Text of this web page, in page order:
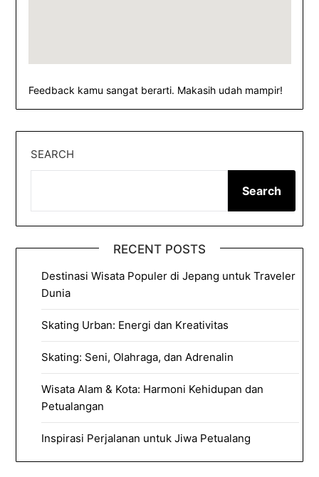
Feedback kamu sangat berarti. Makasih udah mampir!
SEARCH
Search
RECENT POSTS
Destinasi Wisata Populer di Jepang untuk Traveler
Dunia
Skating Urban: Energi dan Kreativitas
Skating: Seni, Olahraga, dan Adrenalin
Wisata Alam & Kota: Harmoni Kehidupan dan
Petualangan
Inspirasi Perjalanan untuk Jiwa Petualang